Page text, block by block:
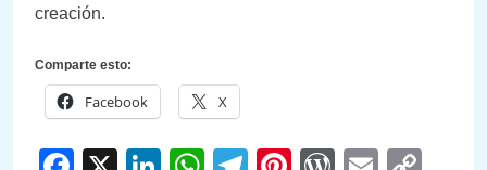
creación.
Comparte esto:
Facebook X